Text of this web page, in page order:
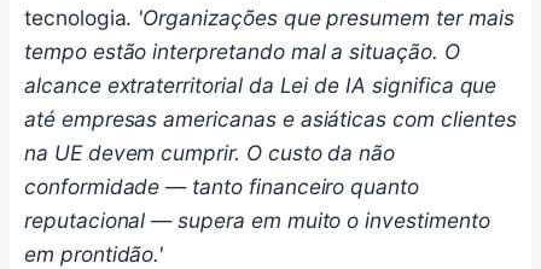
tecnologia. 'Organizações que presumem ter mais
tempo estão interpretando mal a situação. O
alcance extraterritorial da Lei de IA significa que
até empresas americanas e asiáticas com clientes
na UE devem cumprir. O custo da não
conformidade — tanto financeiro quanto
reputacional — supera em muito o investimento
em prontidão.'